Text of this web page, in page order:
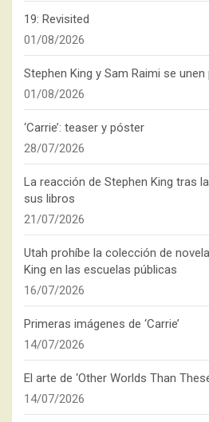
19: Revisited
01/08/2026
Stephen King y Sam Raimi se unen
01/08/2026
‘Carrie’: teaser y póster
28/07/2026
La reacción de Stephen King tras
sus libros
21/07/2026
Utah prohíbe la colección de
King en las escuelas públicas
16/07/2026
Primeras imágenes de ‘Carrie’
14/07/2026
El arte de ‘Other Worlds Than
14/07/2026